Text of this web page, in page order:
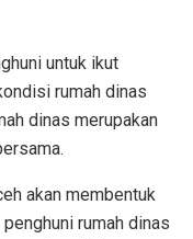
untuk ikut
rumah dinas
dinas merupakan
akan membentuk
rumah dinas